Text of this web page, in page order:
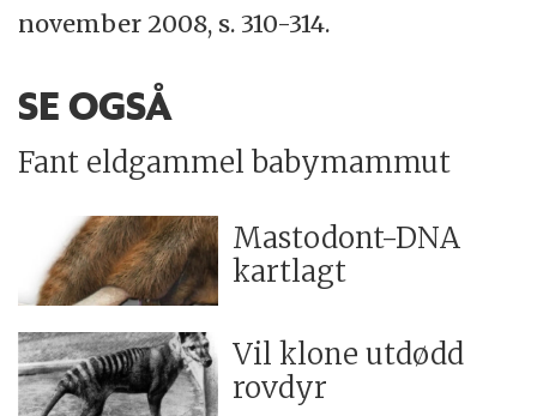
november 2008, s. 310-314.
SE OGSÅ
Fant eldgammel babymammut
Mastodont-DNA
kartlagt
Vil klone utdødd
rovdyr